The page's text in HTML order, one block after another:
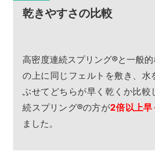
乾きやすさの比較
高密度連続スプリング®と一般
の上に同じフェルトを敷き、水
ぶせてどちらが早く乾くか比較
続スプリング®の方が2倍以上早
ました。